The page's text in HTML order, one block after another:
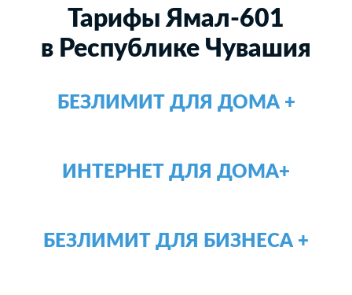
Тарифы Ямал-601
в Республике Чувашия
БЕЗЛИМИТ ДЛЯ ДОМА +
ИНТЕРНЕТ ДЛЯ ДОМА+
БЕЗЛИМИТ ДЛЯ БИЗНЕСА +